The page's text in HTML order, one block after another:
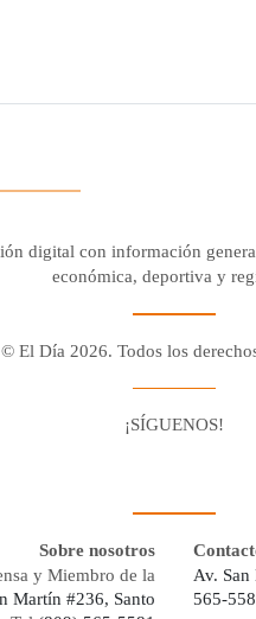
digital con información
económica, deportiva y
© El Día 2026. Todos los
¡SÍGUENOS!
Sobre nosotros
y Miembro de la
Martín #236, Santo
Av.
565-